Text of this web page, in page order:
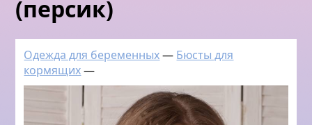
(персик)
Одежда для беременных— Бюсты для
кормящих—